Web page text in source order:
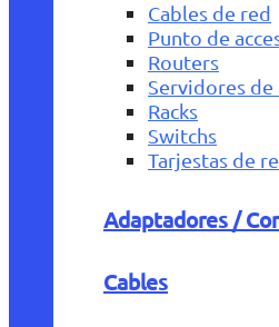
Cables de red
Punto de
Routers
Servidores
Racks
Switchs
Tarjestas de
Adaptadores /
Cables